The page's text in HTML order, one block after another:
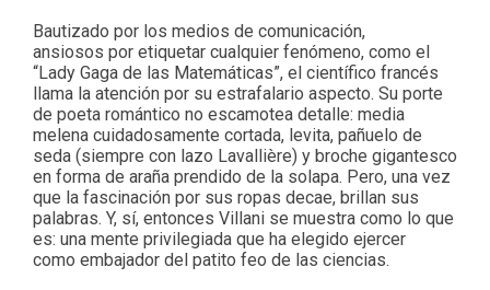
Bautizado por los medios de comunicación,
ansiosos por etiquetar cualquier fenómeno, como el
“Lady Gaga de las Matemáticas”, el científico francés
llama la atención por su estrafalario aspecto. Su porte
de poeta romántico no escamotea detalle: media
melena cuidadosamente cortada, levita, pañuelo de
seda (siempre con lazo Lavallière) y broche gigantesco
en forma de araña prendido de la solapa. Pero, una vez
que la fascinación por sus ropas decae, brillan sus
palabras. Y, sí, entonces Villani se muestra como lo que
es: una mente privilegiada que ha elegido ejercer
como embajador del patito feo de las ciencias.